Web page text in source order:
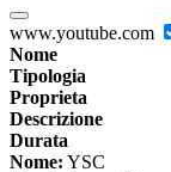
www.youtube.com
Nome
Tipologia
Proprieta
Descrizione
Durata
Nome: YSC